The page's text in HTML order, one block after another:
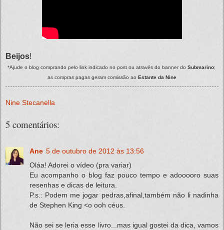
Beijos!
*Ajude o blog comprando pelo link indicado no post ou através do banner do Submarino;
as compras pagas geram comissão ao Estante da Nine
Nine Stecanella
5 comentários:
Ane 5 de outubro de 2012 às 13:56
Oláa! Adorei o vídeo (pra variar)
Eu acompanho o blog faz pouco tempo e adooooro suas
resenhas e dicas de leitura.
P.s.: Podem me jogar pedras,afinal,também não li nadinha
de Stephen King <o ooh céus.
Não sei se leria esse livro...mas igual gostei da dica, vamos